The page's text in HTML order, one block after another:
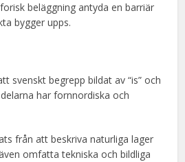
beläggning antyda en barriär
bygger upps.
svenskt begrepp bildat av “is” och
har fornnordiska och
från att beskriva naturliga lager
omfatta tekniska och bildliga